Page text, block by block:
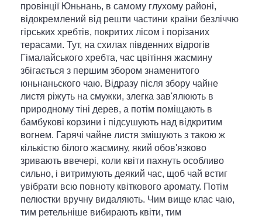
провінції Юньнань, в самому глухому районі,
відокремлений від решти частини країни безліччю
гірських хребтів, покритих лісом і порізаних
терасами. Тут, на схилах південних відрогів
Гімалайського хребта, час цвітіння жасмину
збігається з першим збором знаменитого
юньнаньского чаю. Відразу після збору чайне
листя ріжуть на смужки, злегка зав'ялюють в
природному тіні дерев, а потім поміщають в
бамбукові корзини і підсушують над відкритим
вогнем. Гарячі чайне листя змішують з такою ж
кількістю білого жасмину, який обов'язково
зривають ввечері, коли квіти пахнуть особливо
сильно, і витримують деякий час, щоб чай встиг
увібрати всю повноту квіткового аромату. Потім
пелюстки вручну видаляють. Чим вище клас чаю,
тим ретельніше вибирають квіти, тим